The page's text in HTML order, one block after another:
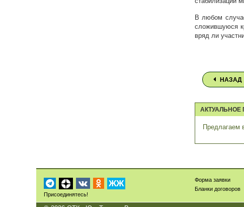
В любом
сложившуюся
вряд ли
НАЗАД
АКТУАЛЬНОЕ
Предлагаем
ЖЖ
Присоединятесь!
Форма заявки
Бланки договоров